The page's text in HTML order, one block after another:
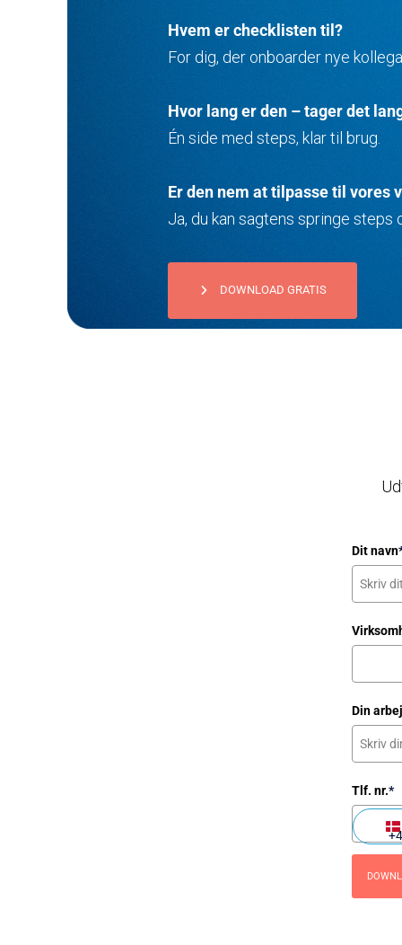
Hvem er checklisten til?
For dig, der onboarder nye
Hvor lang er den – tager det
Én side med steps, klar til brug.
Er den nem at tilpasse til vores
Ja, du kan sagtens springe steps
DOWNLOAD GRATIS
Dit navn
Din
Tlf. nr.*
D
E
A